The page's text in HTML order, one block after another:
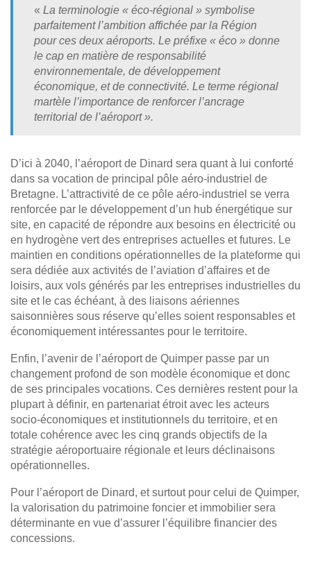
« La terminologie « éco-régional » symbolise
parfaitement l’ambition affichée par la Région
pour ces deux aéroports. Le préfixe « éco » donne
le cap en matière de responsabilité
environnementale, de développement
économique, et de connectivité. Le terme régional
martèle l’importance de renforcer l’ancrage
territorial de l’aéroport ».
D’ici à 2040, l’aéroport de Dinard sera quant à lui conforté
dans sa vocation de principal pôle aéro-industriel de
Bretagne. L’attractivité de ce pôle aéro-industriel se verra
renforcée par le développement d’un hub énergétique sur
site, en capacité de répondre aux besoins en électricité ou
en hydrogène vert des entreprises actuelles et futures. Le
maintien en conditions opérationnelles de la plateforme qui
sera dédiée aux activités de l’aviation d’affaires et de
loisirs, aux vols générés par les entreprises industrielles du
site et le cas échéant, à des liaisons aériennes
saisonnières sous réserve qu’elles soient responsables et
économiquement intéressantes pour le territoire.
Enfin, l’avenir de l’aéroport de Quimper passe par un
changement profond de son modèle économique et donc
de ses principales vocations. Ces dernières restent pour la
plupart à définir, en partenariat étroit avec les acteurs
socio-économiques et institutionnels du territoire, et en
totale cohérence avec les cinq grands objectifs de la
stratégie aéroportuaire régionale et leurs déclinaisons
opérationnelles.
Pour l’aéroport de Dinard, et surtout pour celui de Quimper,
la valorisation du patrimoine foncier et immobilier sera
déterminante en vue d’assurer l’équilibre financier des
concessions.